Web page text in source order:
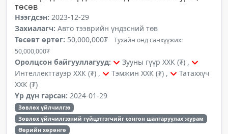
төсөв
Нээгдсэн: 2023-12-29
Захиалагч: Авто тээврийн үндэсний төв
Төсөвт өртөг: 50,000,000₮ Тухайн онд санхүүжих:
50,000,000₮
Оролцсон байгууллагууд:
Зууны гүүр ХХК (₮) ,
Интеллекттауэр ХХК (₮) ,
Тэмжин ХХК (₮) ,
Татаххүч
ХХК (₮)
Үр дүн гарсан: 2024-01-29
Зөвлөх үйлчилгээ
Зөвлөх үйлчилгээний гүйцэтгэгчийг сонгон шалгаруулах журам
Өөрийн хөрөнгө